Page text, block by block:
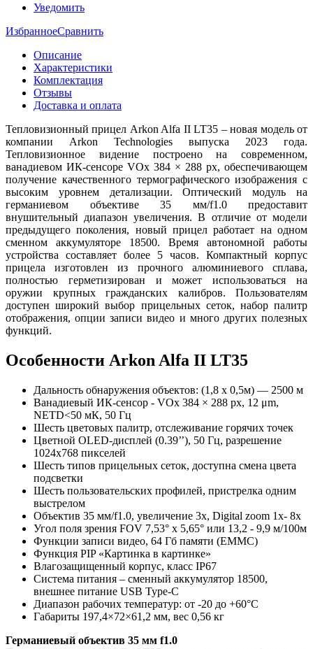
Уведомить
ИзбранноеСравнить
Описание
Характеристики
Комплектация
Отзывы
Доставка и оплата
Тепловизионный прицел Arkon Alfa II LT35 – новая модель от
компании Arkon Technologies выпуска 2023 года.
Тепловизионное видение построено на современном,
ванадиевом ИК-сенсоре VOx 384 × 288 рх, обеспечивающем
получение качественного термографического изображения с
высоким уровнем детализации. Оптический модуль на
германиевом объективе 35 мм/f1.0 предоставит
внушительный диапазон увеличения. В отличие от модели
предыдущего поколения, новый прицел работает на одном
сменном аккумуляторе 18500. Время автономной работы
устройства составляет более 5 часов. Компактный корпус
прицела изготовлен из прочного алюминиевого сплава,
полностью герметизирован и может использоваться на
оружии крупных гражданских калибров. Пользователям
доступен широкий выбор прицельных сеток, набор палитр
отображения, опции записи видео и много других полезных
функций.
Особенности Arkon Alfa II LT35
Дальность обнаружения объектов: (1,8 х 0,5м) — 2500 м
Ванадиевый ИК-сенсор - VOx 384 × 288 рх, 12 μm,
NETD<50 мК, 50 Гц
Шесть цветовых палитр, отслеживание горячих точек
Цветной OLED-дисплей (0.39’’), 50 Гц, разрешение
1024х768 пикселей
Шесть типов прицельных сеток, доступна смена цвета
подсветки
Шесть пользовательских профилей, пристрелка одним
выстрелом
Объектив 35 мм/f1.0, увеличение 3х, Digital zoom 1х- 8х
Угол поля зрения FOV 7,53° х 5,65° или 13,2 - 9,9 м/100м
Функции записи видео, 64 Гб памяти (EMMC)
Функция PIP «Картинка в картинке»
Влагозащищенный корпус, класс IP67
Система питания – сменный аккумулятор 18500,
внешнее питание USB Type-C
Диапазон рабочих температур: от -20 до +60°С
Габариты 197,4×72×61,2 мм, вес 0,56 кг
Германиевый объектив 35 мм f1.0